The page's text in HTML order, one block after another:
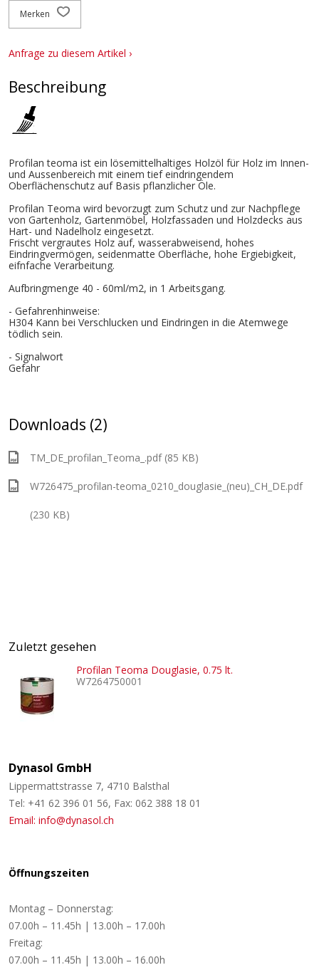
Merken
Anfrage zu diesem Artikel ›
Beschreibung
Profilan teoma ist ein lösemittelhaltiges Holzöl für Holz im Innen-
und Aussenbereich mit einem tief eindringendem
Oberflächenschutz auf Basis pflanzlicher Öle.
Profilan Teoma wird bevorzugt zum Schutz und zur Nachpflege
von Gartenholz, Gartenmöbel, Holzfassaden und Holzdecks aus
Hart- und Nadelholz eingesetzt.
Frischt vergrautes Holz auf, wasserabweisend, hohes
Eindringvermögen, seidenmatte Oberfläche, hohe Ergiebigkeit,
eifnfache Verarbeitung.
Aufbringmenge 40 - 60ml/m2, in 1 Arbeitsgang.
- Gefahrenhinweise:
H304 Kann bei Verschlucken und Eindringen in die Atemwege
tödlich sein.
- Signalwort
Gefahr
Downloads (2)
TM_DE_profilan_Teoma_.pdf (85 KB)
W726475_profilan-teoma_0210_douglasie_(neu)_CH_DE.pdf
(230 KB)
Zuletzt gesehen
Profilan Teoma Douglasie, 0.75 lt.
W7264750001
Dynasol GmbH
Lippermattstrasse 7, 4710 Balsthal
Tel: +41 62 396 01 56, Fax: 062 388 18 01
Email: info@dynasol.ch
Öffnungszeiten
Montag – Donnerstag:
07.00h – 11.45h | 13.00h – 17.00h
Freitag:
07.00h – 11.45h | 13.00h – 16.00h